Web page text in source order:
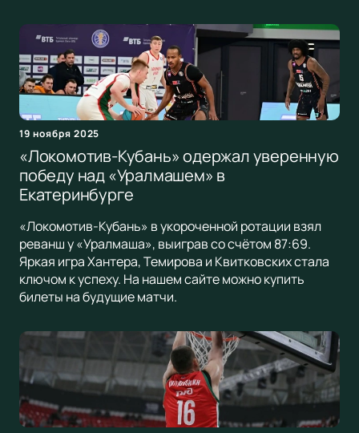
19 ноября 2025
«Локомотив-Кубань» одержал уверенную
победу над «Уралмашем» в
Екатеринбурге
«Локомотив-Кубань» в укороченной ротации взял
реванш у «Уралмаша», выиграв со счётом 87:69.
Яркая игра Хантера, Темирова и Квитковских стала
ключом к успеху. На нашем сайте можно купить
билеты на будущие матчи.